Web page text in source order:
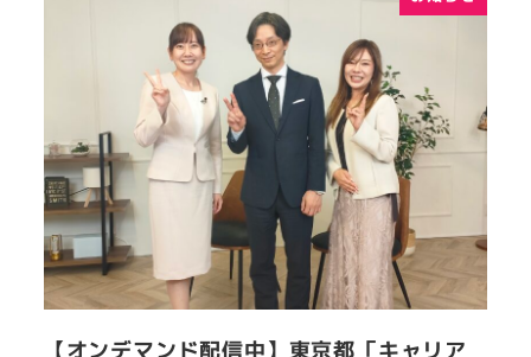
【オンデマンド配信中】東京都「キャリア